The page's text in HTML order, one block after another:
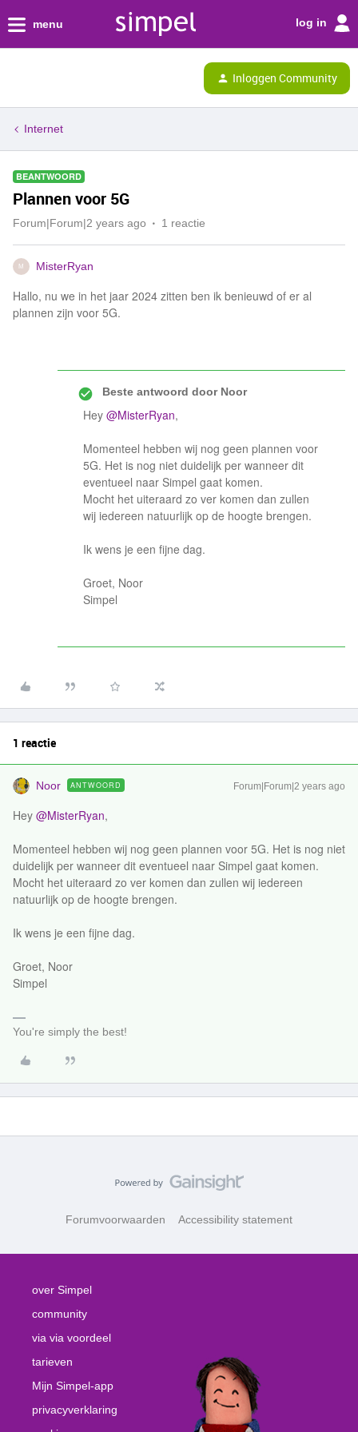
menu log in
Inloggen Community
Internet
BEANTWOORD
Plannen voor 5G
Forum|Forum|2 years ago 1 reactie
M MisterRyan
Hallo, nu we in het jaar 2024 zitten ben ik benieuwd of er al
plannen zijn voor 5G.
Beste antwoord doorNoor
Hey @MisterRyan,
Momenteel hebben wij nog geen plannen voor
5G. Het is nog niet duidelijk per wanneer dit
eventueel naar Simpel gaat komen.
Mocht het uiteraard zo ver komen dan zullen
wij iedereen natuurlijk op de hoogte brengen.
Ik wens je een fijne dag.
Groet, Noor
Simpel
1 reactie
Noor ANTWOORD Forum|Forum|2 years ago
Hey @MisterRyan,
Momenteel hebben wij nog geen plannen voor 5G. Het is nog niet
duidelijk per wanneer dit eventueel naar Simpel gaat komen.
Mocht het uiteraard zo ver komen dan zullen wij iedereen
natuurlijk op de hoogte brengen.
Ik wens je een fijne dag.
Groet, Noor
Simpel
You're simply the best!
Forumvoorwaarden Accessibility statement
over Simpel
community
via via voordeel
tarieven
Mijn Simpel-app
privacyverklaring